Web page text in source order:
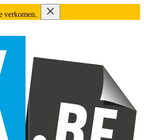
verkomen.